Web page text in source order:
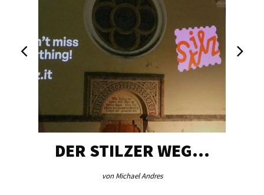
DER STILZER WEG…
von Michael Andres